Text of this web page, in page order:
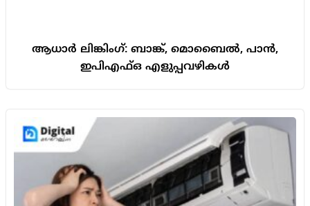
ആധാർ ലിങ്കിംഗ്: ബാങ്ക്, മൊബൈൽ, പാൻ,
ഇപിഎഫ്ഒ എളുപ്പവഴികൾ